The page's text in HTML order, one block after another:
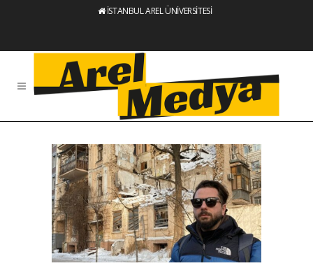
İSTANBUL AREL ÜNİVERSİTESİ